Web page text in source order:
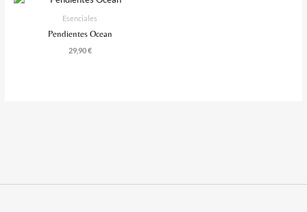
Esenciales
Pendientes Ocean
29,90€